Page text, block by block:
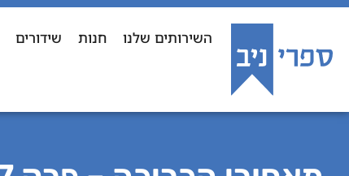
השירותים שלנו חנות שידורים